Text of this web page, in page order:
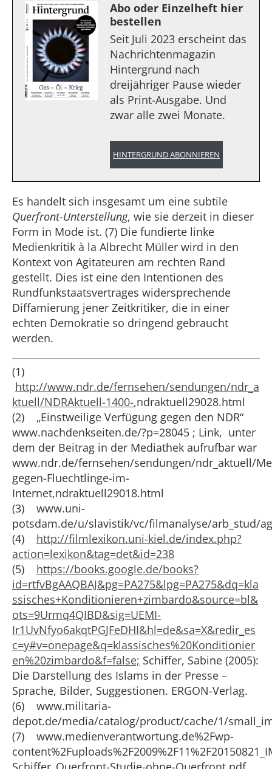
Abo oder Einzelheft hier
bestellen
Seit Juli 2023 erscheint das
Nachrichtenmagazin
Hintergrund nach
dreijähriger Pause wieder
als Print-Ausgabe. Und
zwar alle zwei Monate.
HINTERGRUND ABONNIEREN
Es handelt sich insgesamt um eine subtile
Querfront-Unterstellung, wie sie derzeit in dieser
Form in Mode ist. (7) Die fundierte linke
Medienkritik à la Albrecht Müller wird in den
Kontext von Agitateuren am rechten Rand
gestellt. Dies ist eine den Intentionen des
Rundfunkstaatsvertrages widersprechende
Diffamierung jener Zeitkritiker, die in einer
echten Demokratie so dringend gebraucht
werden.
(1)
http://www.ndr.de/fernsehen/sendungen/ndr_a
ktuell/NDRAktuell-1400-,ndraktuell29028.html
(2) „Einstweilige Verfügung gegen den NDR“
www.nachdenkseiten.de/?p=28045 ; Link, unter
dem der Beitrag in der Mediathek aufrufbar war
www.ndr.de/fernsehen/sendungen/ndr_aktuell/
gegen-Fluechtlinge-im-
Internet,ndraktuell29018.html
(3) www.uni-
potsdam.de/u/slavistik/vc/filmanalyse/arb_stud/
(4) http://filmlexikon.uni-kiel.de/index.php?
action=lexikon&tag=det&id=238
(5) https://books.google.de/books?
id=rtfvBgAAQBAJ&pg=PA275&lpg=PA275&dq=kla
ssisches+Konditionieren+zimbardo&source=bl&
ots=9Urmq4QIBD&sig=UEMI-
Ir1UvNfyo6akqtPGJFeDHI&hl=de&sa=X&redir_es
c=y#v=onepage&q=klassisches%20Konditionier
en%20zimbardo&f=false; Schiffer, Sabine (2005):
Die Darstellung des Islams in der Presse –
Sprache, Bilder, Suggestionen. ERGON-Verlag.
(6) www.militaria-
depot.de/media/catalog/product/cache/1/
(7) www.medienverantwortung.de%2Fwp-